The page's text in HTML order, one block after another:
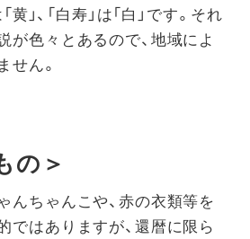
「黄」、「白寿」は「白」です。それ
が色々とあるので、地域によ
せん。
の＞
ちゃんこや、赤の衣類等を
ではありますが、還暦に限ら